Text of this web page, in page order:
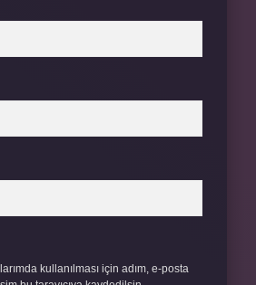
kullanılması için adım, e-posta